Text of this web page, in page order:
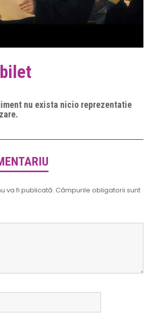
nu exista nicio reprezentatie
va fi publicată. Câmpurile obligatorii sunt